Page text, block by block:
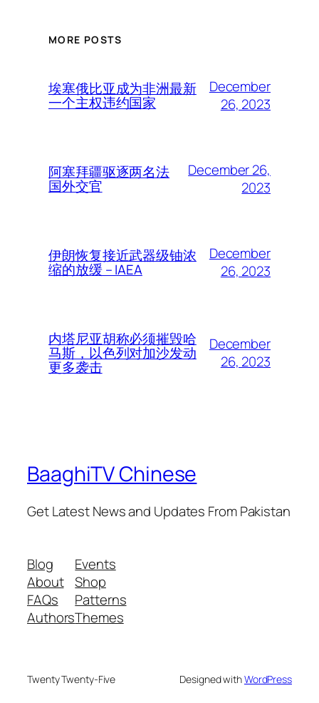
MORE POSTS
埃塞俄比亚成为非洲最新
一个主权违约国家
December
26, 2023
阿塞拜疆驱逐两名法
国外交官
December 26,
2023
伊朗恢复接近武器级铀浓
缩的放缓 – IAEA
December
26, 2023
内塔尼亚胡称必须摧毁哈
马斯，以色列对加沙发动
更多袭击
December
26, 2023
BaaghiTV Chinese
Get Latest News and Updates From Pakistan
Blog
About
FAQs
Authors
Events
Shop
Patterns
Themes
Twenty Twenty-Five Designed withWordPress